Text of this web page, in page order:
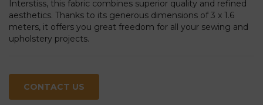
Interstiss, this fabric combines superior quality and refined
aesthetics. Thanks to its generous dimensions of 3 x 1.6
meters, it offers you great freedom for all your sewing and
upholstery projects.
CONTACT US